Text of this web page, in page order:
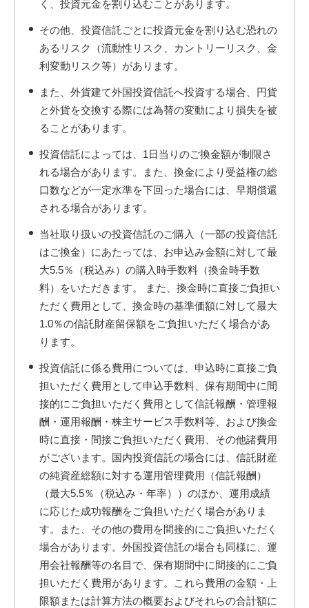
く、投資元金を割り込むことがあります。
その他、投資信託ごとに投資元金を割り込む恐れの
あるリスク（流動性リスク、カントリーリスク、金
利変動リスク等）があります。
また、外貨建て外国投資信託へ投資する場合、円貨
と外貨を交換する際には為替の変動により損失を被
ることがあります。
投資信託によっては、1日当りのご換金額が制限さ
れる場合があります。また、換金により受益権の総
口数などが一定水準を下回った場合には、早期償還
される場合があります。
当社取り扱いの投資信託のご購入（一部の投資信託
はご換金）にあたっては、お申込み金額に対して最
大5.5％（税込み）の購入時手数料（換金時手数
料）をいただきます。 また、換金時に直接ご負担い
ただく費用として、換金時の基準価額に対して最大
1.0％の信託財産留保額をご負担いただく場合があ
ります。
投資信託に係る費用については、申込時に直接ご負
担いただく費用として申込手数料、保有期間中に間
接的にご負担いただく費用として信託報酬・管理報
酬・運用報酬・株主サービス手数料等、および換金
時に直接・間接ご負担いただく費用、その他諸費用
がございます。国内投資信託の場合には、信託財産
の純資産総額に対する運用管理費用（信託報酬）
（最大5.5％（税込み・年率））のほか、運用成績
に応じた成功報酬をご負担いただく場合がありま
す。また、その他の費用を間接的にご負担いただく
場合があります。外国投資信託の場合も同様に、運
用会社報酬等の名目で、保有期間中に間接的にご負
担いただく費用があります。これら費用の金額・上
限額または計算方法の概要およびそれらの合計額に